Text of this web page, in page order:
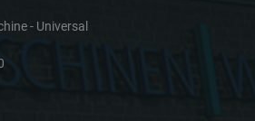
- Universal